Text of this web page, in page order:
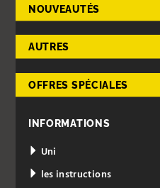
NOUVEAUTÉS
AUTRES
OFFRES SPÉCIALES
INFORMATIONS
Uni
les instructions